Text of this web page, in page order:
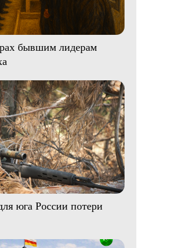
бывшим лидерам
юга России потери